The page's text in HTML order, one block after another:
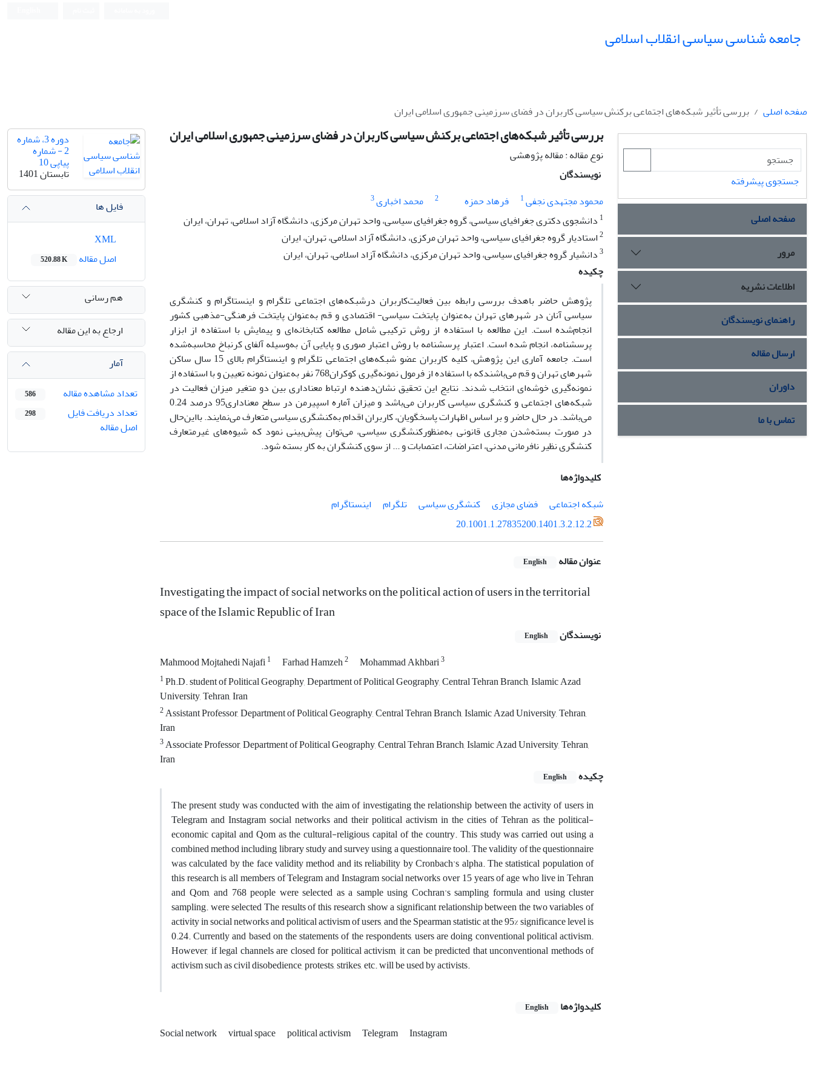
جامعه شناسی سیاسی انقلاب اسلامی
صفحه اصلی بررسی تأثیر شبکه‌های اجتماعی برکنش سیاسی کاربران در فضای سرزمینی جمهوری اسلامی ایران
بررسی تأثیر شبکه‌های اجتماعی برکنش سیاسی کاربران در فضای سرزمینی جمهوری اسلامی ایران
نوع مقاله : مقاله پژوهشی
نویسندگان
محمود مجتهدی نجفی1 فرهاد حمزه 2 محمد اخباری3
1 دانشجوی دکتری جغرافیای سیاسی، گروه جغرافیای سیاسی، واحد تهران مرکزی، دانشگاه آزاد اسلامی، تهران، ایران
2استادیار گروه جغرافیای سیاسی، واحد تهران مرکزی، دانشگاه آزاد اسلامی، تهران، ایران
3دانشیار گروه جغرافیای سیاسی، واحد تهران مرکزی، دانشگاه آزاد اسلامی، تهران، ایران
چکیده
پژوهش حاضر باهدف بررسی رابطه بین فعالیت‌کاربران درشبکه‌های اجتماعی تلگرام و اینستاگرام و کنشگری
سیاسی آنان در شهرهای تهران به‌عنوان پایتخت سیاسی- اقتصادی و قم به‌عنوان پایتخت‌ فرهنگی-مذهبی کشور
انجام‌شده است. این مطالعه با استفاده از روش ترکیبی شامل مطالعه کتابخانه‌ای و پیمایش با استفاده از ابزار
پرسشنامه، انجام ‌شده است. اعتبار پرسشنامه با روش اعتبار صوری و پایایی آن به‌وسیله آلفای کرنباخ محاسبه‌شده
است. جامعه آماری این پژوهش، کلیه کاربران عضو شبکه‌های اجتماعی تلگرام و اینستاگرام بالای 15 سال ساکن
شهرهای تهران و قم می‌باشندکه با استفاده از فرمول نمونه‌گیری کوکران768 نفر به‌عنوان نمونه تعیین و با استفاده از
نمونه‌گیری خوشه‌ای انتخاب شدند. نتایج این تحقیق نشان‌دهنده ارتباط معناداری بین دو متغیر میزان فعالیت در
شبکه‌های اجتماعی و کنشگری سیاسی کاربران می‌باشد و میزان آماره اسپیرمن در سطح معناداری95 درصد 0.24
می‌باشد. در حال حاضر و بر اساس اظهارات پاسخگویان، کاربران اقدام به‌کنشگری سیاسی متعارف می‌نمایند. بااین‌حال
در صورت بسته‌شدن مجاری قانونی به‌منظورکنشگری سیاسی، می‌توان پیش‌بینی نمود که شیوه‌های غیرمتعارف
کنشگری نظیر نافرمانی مدنی، اعتراضات، اعتصابات و ... از سوی کنشگران به کار بسته شود.
کلیدواژه‌ها
شبکه اجتماعی
فضای مجازی کنشگری سیاسی تلگرام
اینستاگرام
20.1001.1.27835200.1401.3.2.12.2
عنوان مقاله English
Investigating the impact of social networks on the political action of users in the territorial
space of the Islamic Republic of Iran
نویسندگان English
Mahmood Mojtahedi Najafi1 Farhad Hamzeh2 Mohammad Akhbari3
1Ph.D. student of Political Geography, Department of Political Geography, Central Tehran Branch, Islamic Azad
University, Tehran, Iran
2Assistant Professor, Department of Political Geography, Central Tehran Branch, Islamic Azad University, Tehran,
Iran
3Associate Professor, Department of Political Geography, Central Tehran Branch, Islamic Azad University, Tehran,
Iran
چکیده
English
The present study was conducted with the aim of investigating the relationship between the activity of users in
Telegram and Instagram social networks and their political activism in the cities of Tehran as the political-
economic capital and Qom as the cultural-religious capital of the country. This study was carried out using a
combined method including library study and survey using a questionnaire tool. The validity of the questionnaire
was calculated by the face validity method and its reliability by Cronbach's alpha. The statistical population of
this research is all members of Telegram and Instagram social networks over 15 years of age who live in Tehran
and Qom, and 768 people were selected as a sample using Cochran's sampling formula and using cluster
sampling. were selected The results of this research show a significant relationship between the two variables of
activity in social networks and political activism of users, and the Spearman statistic at the 95% significance level is
0.24. Currently and based on the statements of the respondents, users are doing conventional political activism.
However, if legal channels are closed for political activism, it can be predicted that unconventional methods of
activism such as civil disobedience, protests, strikes, etc. will be used by activists.
کلیدواژه‌ها English
Social network virtual space political activism Telegram Instagram
دوره 3، شماره
2 - شماره
پیاپی 10
تابستان 1401
فایل ها
اصل مقاله
520.88 K
هم رسانی
ارجاع به این مقاله
آمار
تعداد مشاهده مقاله
586
تعداد دریافت فایل
اصل مقاله
298
جستجوی پیشرفته
صفحه اصلی
مرور
اطلاعات نشریه
راهنمای نویسندگان
ارسال مقاله
داوران
تماس با ما